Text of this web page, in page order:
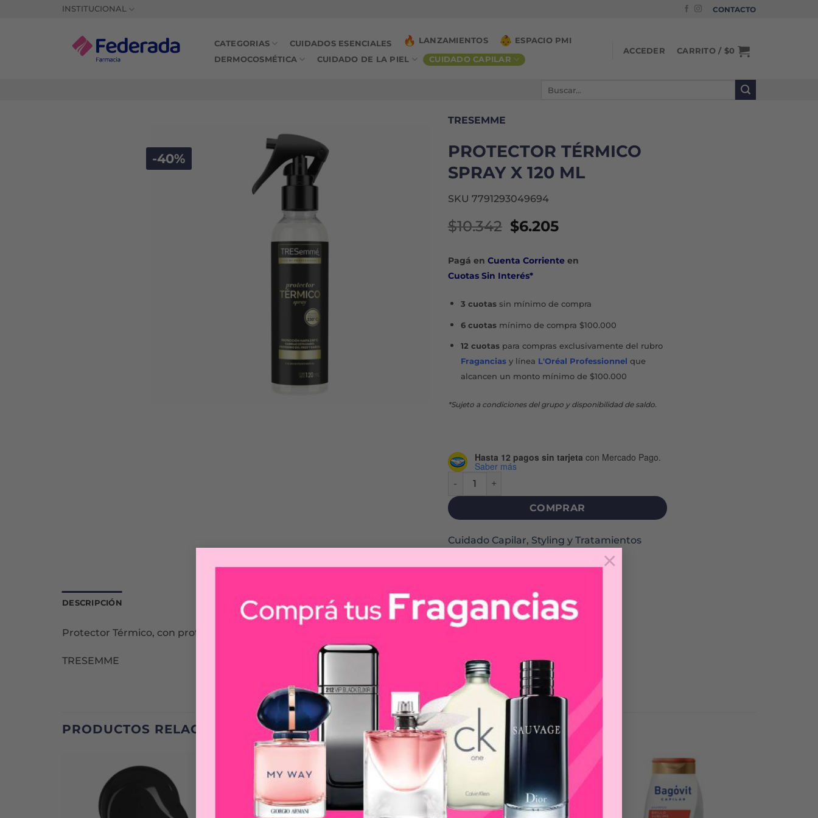
×
INSTITUCIONAL CONTACTO
CATEGORIAS CUIDADOS ESENCIALES LANZAMIENTOS ESPACIO PMI
DERMOCOSMÉTICA CUIDADO DE LA PIEL CUIDADO CAPILAR
ACCEDER CARRITO / $0
-40%
TRESEMME
PROTECTOR TÉRMICO
SPRAY X 120 ML
SKU 7791293049694
$10.342 El
original
era:
$10.342.
$6.205El
actual
es:
Pagá en Cuenta Corrienteen
Cuotas Sin Interés*
3 cuotassin mínimo de compra
6 cuotasmínimo de compra $100.000
12 cuotaspara compras exclusivamente del rubro
Fraganciasy línea L'Oréal Professionnel que
alcancen un monto mínimo de $100.000
*Sujeto a condiciones del grupo y disponibilidad de saldo.
Hasta 12 pagos sin tarjeta con Mercado Pago.
Saber más
PROTECTOR TÉRMICO SPRAY X 120 ML cantidad
COMPRAR
Cuidado Capilar, Styling y Tratamientos
DESCRIPCIÓN
Protector Térmico, con protección hasta 230°. Cabello estilizado, protegido del frizz y daño.
TRESEMME
PRODUCTOS RELACIONADOS